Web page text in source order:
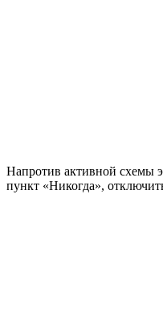
Напротив активной схемы
пункт «Никогда»,